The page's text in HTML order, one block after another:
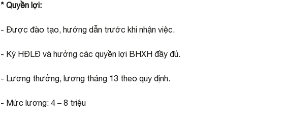
* Quyền lợi:
- Được đào tạo, hướng dẫn trước khi nhận việc.
- Ký HĐLĐ và hưởng các quyền lợi BHXH đầy đủ.
- Lương thưởng, lương tháng 13 theo quy định.
- Mức lương: 4 – 8 triệu